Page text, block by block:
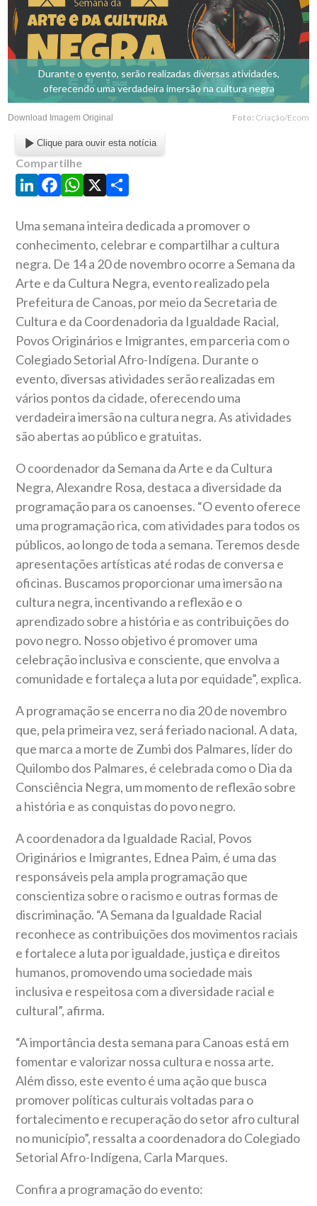
Durante o evento, serão realizadas diversas atividades,
oferecendo uma verdadeira imersão na cultura negra
Download Imagem Original Foto: Criação/Ecom
Clique para ouvir esta notícia
Compartilhe
LinkedIn
Facebook
WhatsApp
X Share
Uma semana inteira dedicada a promover o
conhecimento, celebrar e compartilhar a cultura
negra. De 14 a 20 de novembro ocorre a Semana da
Arte e da Cultura Negra, evento realizado pela
Prefeitura de Canoas, por meio da Secretaria de
Cultura e da Coordenadoria da Igualdade Racial,
Povos Originários e Imigrantes, em parceria com o
Colegiado Setorial Afro-Indígena. Durante o
evento, diversas atividades serão realizadas em
vários pontos da cidade, oferecendo uma
verdadeira imersão na cultura negra. As atividades
são abertas ao público e gratuitas.
O coordenador da Semana da Arte e da Cultura
Negra, Alexandre Rosa, destaca a diversidade da
programação para os canoenses. “O evento oferece
uma programação rica, com atividades para todos os
públicos, ao longo de toda a semana. Teremos desde
apresentações artísticas até rodas de conversa e
oficinas. Buscamos proporcionar uma imersão na
cultura negra, incentivando a reflexão e o
aprendizado sobre a história e as contribuições do
povo negro. Nosso objetivo é promover uma
celebração inclusiva e consciente, que envolva a
comunidade e fortaleça a luta por equidade”, explica.
A programação se encerra no dia 20 de novembro
que, pela primeira vez, será feriado nacional. A data,
que marca a morte de Zumbi dos Palmares, líder do
Quilombo dos Palmares, é celebrada como o Dia da
Consciência Negra, um momento de reflexão sobre
a história e as conquistas do povo negro.
A coordenadora da Igualdade Racial, Povos
Originários e Imigrantes, Ednea Paim, é uma das
responsáveis pela ampla programação que
conscientiza sobre o racismo e outras formas de
discriminação. “A Semana da Igualdade Racial
reconhece as contribuições dos movimentos raciais
e fortalece a luta por igualdade, justiça e direitos
humanos, promovendo uma sociedade mais
inclusiva e respeitosa com a diversidade racial e
cultural”, afirma.
“A importância desta semana para Canoas está em
fomentar e valorizar nossa cultura e nossa arte.
Além disso, este evento é uma ação que busca
promover políticas culturais voltadas para o
fortalecimento e recuperação do setor afro cultural
no município”, ressalta a coordenadora do Colegiado
Setorial Afro-Indígena, Carla Marques.
Confira a programação do evento: